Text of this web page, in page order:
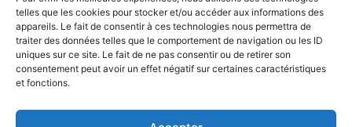
telles que les cookies pour stocker et/ou accéder aux informations des
appareils. Le fait de consentir à ces technologies nous permettra de
traiter des données telles que le comportement de navigation ou les ID
uniques sur ce site. Le fait de ne pas consentir ou de retirer son
consentement peut avoir un effet négatif sur certaines caractéristiques
et fonctions.
maîtriser- 21 jours